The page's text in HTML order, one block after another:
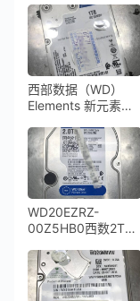
的NAND芯片故障通
病问题数据恢复方法
西部数据（WD）
Elements 新元素
据恢复
WD20EZRZ-
00Z5HB0西数2TB
开盘数据恢复成功